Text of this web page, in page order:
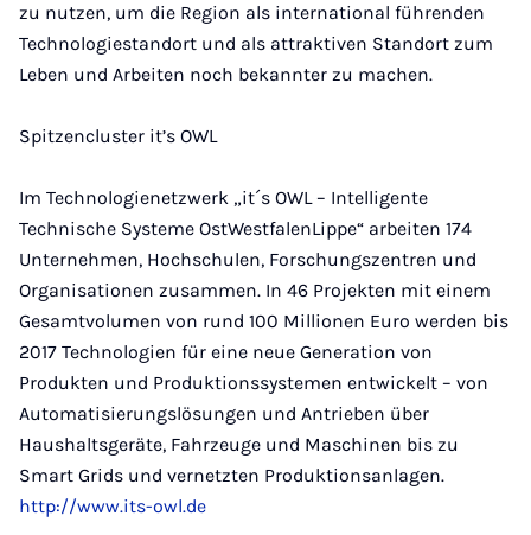
zu nutzen, um die Region als international führenden
Technologiestandort und als attraktiven Standort zum
Leben und Arbeiten noch bekannter zu machen.
Spitzencluster it’s OWL
Im Technologienetzwerk „it´s OWL – Intelligente
Technische Systeme OstWestfalenLippe“ arbeiten 174
Unternehmen, Hochschulen, Forschungszentren und
Organisationen zusammen. In 46 Projekten mit einem
Gesamtvolumen von rund 100 Millionen Euro werden bis
2017 Technologien für eine neue Generation von
Produkten und Produktionssystemen entwickelt – von
Automatisierungslösungen und Antrieben über
Haushaltsgeräte, Fahrzeuge und Maschinen bis zu
Smart Grids und vernetzten Produktionsanlagen.
http://www.its-owl.de